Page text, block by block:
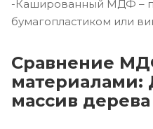
-Кашированный МДФ –
бумагопластиком или
Сравнение
материалами:
массив дерева